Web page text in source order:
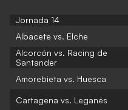
Jornada 14
Albacete vs. Elche
Alcorcón vs. Racing de
Santander
Amorebieta vs. Huesca
Cartagena vs. Leganés